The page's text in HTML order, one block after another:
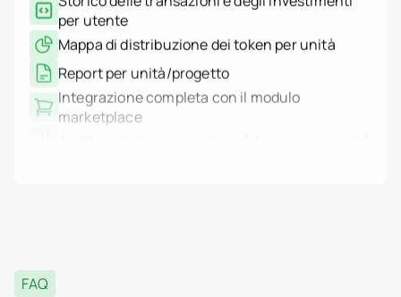
Mappa di distribuzione dei token per unità
Report per unità/progetto
Integrazione completa con il modulo
marketplace
Audit log delle azioni admin (chi, cosa, quando)
Logging di sistema basato su IP (auth, azioni,
FAQ
Mondo
Come funziona la
Prezzi